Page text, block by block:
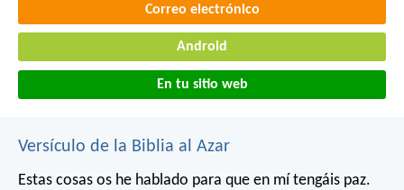
Correo electrónico
Android
En tu sitio web
Versículo de la Biblia al Azar
Estas cosas os he hablado para que en mí tengáis paz.